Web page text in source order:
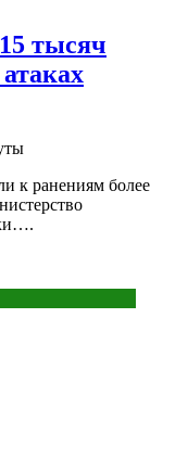
тысяч
к ранениям более